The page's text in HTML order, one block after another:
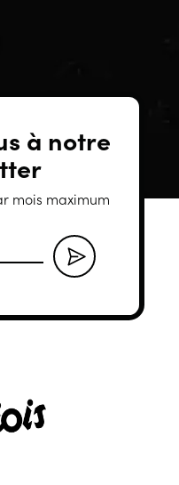
à notre
mois maximum